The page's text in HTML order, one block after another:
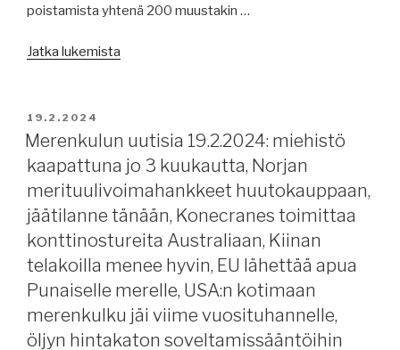
häirintää
kiusaamista
upottaman
aluksen
kohtalo
edelleen
auki.”
poistamista yhtenä 200 muustakin …
Jatka lukemista
Tanska
DIS’n,
Suomen
varustamot
ja
Merimies-
Unioni
2-
vuotiseen
sopimukseen,
JULKAISTU
19.2.2024
Merenkulun uutisia 19.2.2024: miehistö
kaapattuna jo 3 kuukautta, Norjan
merituulivoimahankkeet huutokauppaan,
jäätilanne tänään, Konecranes toimittaa
konttinostureita Australiaan, Kiinan
telakoilla menee hyvin, EU lähettää apua
Punaiselle merelle, USA:n kotimaan
merenkulku jäi viime vuosituhannelle,
öljyn hintakaton soveltamissääntöihin